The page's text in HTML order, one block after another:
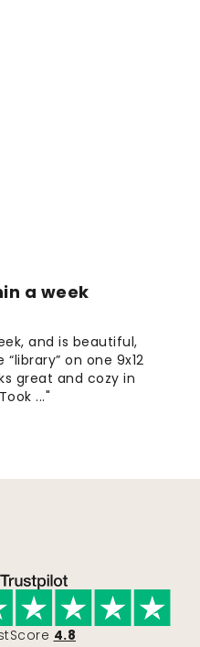
a week
and is beautiful,
on one 9x12
great and cozy in
..."
4.8